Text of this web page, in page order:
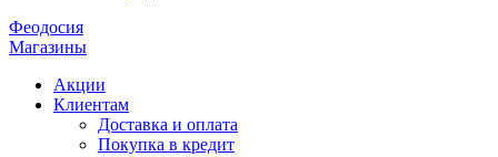
Феодосия
Магазины
Акции
Клиентам
Доставка и оплата
Покупка в кредит